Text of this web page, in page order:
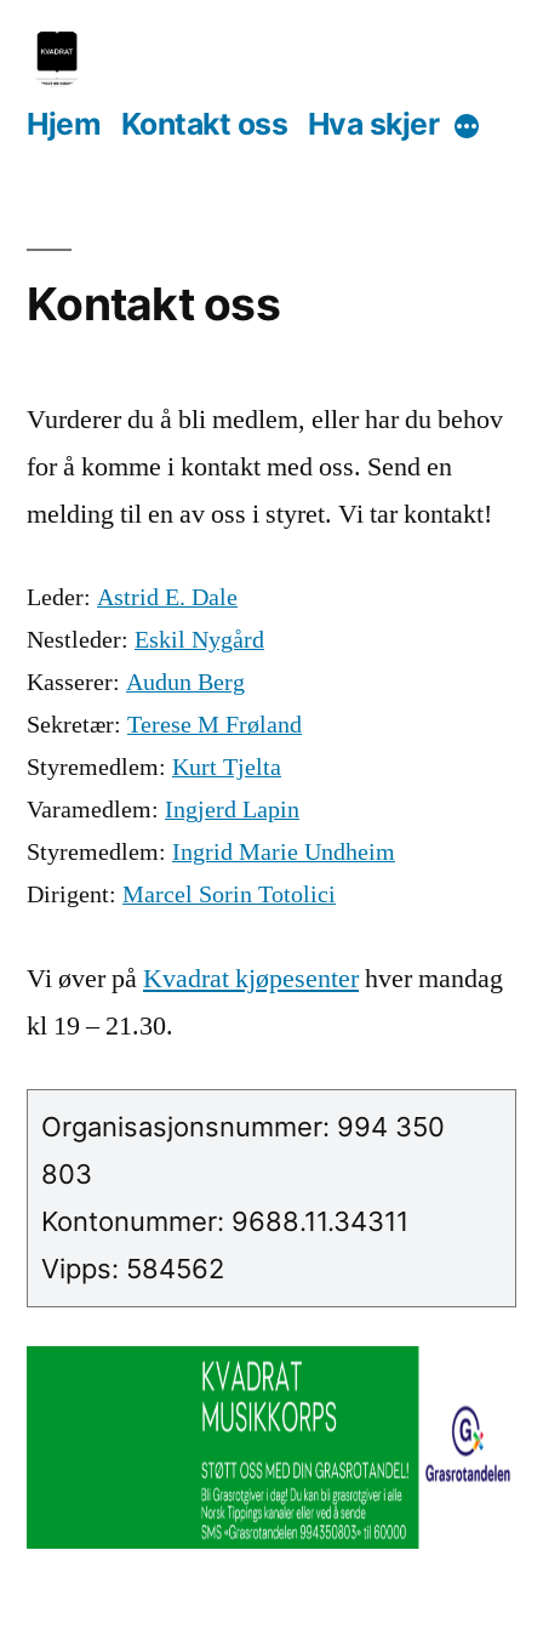
content
Hjem Kontakt oss Hva skjer More
Kontakt oss
Vurderer du å bli medlem, eller har du behov
for å komme i kontakt med oss. Send en
melding til en av oss i styret. Vi tar kontakt!
Leder: Astrid E. Dale
Nestleder: Eskil Nygård
Kasserer: Audun Berg
Sekretær: Terese M Frøland
Styremedlem: Kurt Tjelta
Varamedlem: Ingjerd Lapin
Styremedlem: Ingrid Marie Undheim
Dirigent: Marcel Sorin Totolici
Vi øver påKvadrat kjøpesenterhver mandag
kl 19 – 21.30.
Organisasjonsnummer: 994 350
803
Kontonummer: 9688.11.34311
Vipps: 584562